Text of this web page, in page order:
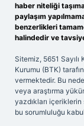
haber niteliği
paylaşım
benzerlikleri
halindedir ve
Sitemiz, 5651
Kurumu (BTK)
vermektedir. Bu
veya araştırma
yazdıkları
bu sorumluluğu